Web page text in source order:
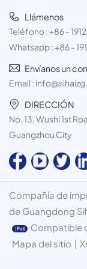
Llámenos
Teléfono :+86 -
Whatsapp :+86 -
Envíanos un
Email :
DIRECCIÓN
No. 13, Wushi 1st
Guangzhou City
Compañía de
de Guangdong
Compatible
Mapa del sitio |